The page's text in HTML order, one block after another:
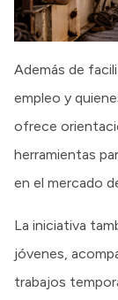
Además de
empleo y
ofrece
herramientas
en el mercado
La iniciativa
jóvenes,
trabajos